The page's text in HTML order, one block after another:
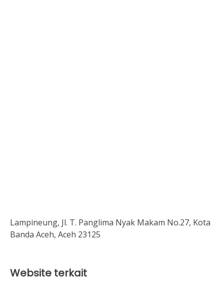
Lampineung, Jl. T. Panglima Nyak Makam No.27, Kota
Banda Aceh, Aceh 23125
Website terkait